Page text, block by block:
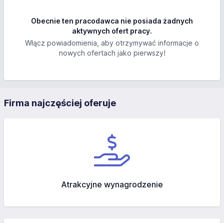
Obecnie ten pracodawca nie posiada żadnych
aktywnych ofert pracy.
Włącz powiadomienia, aby otrzymywać informacje o
nowych ofertach jako pierwszy!
Firma najczęściej oferuje
Atrakcyjne wynagrodzenie